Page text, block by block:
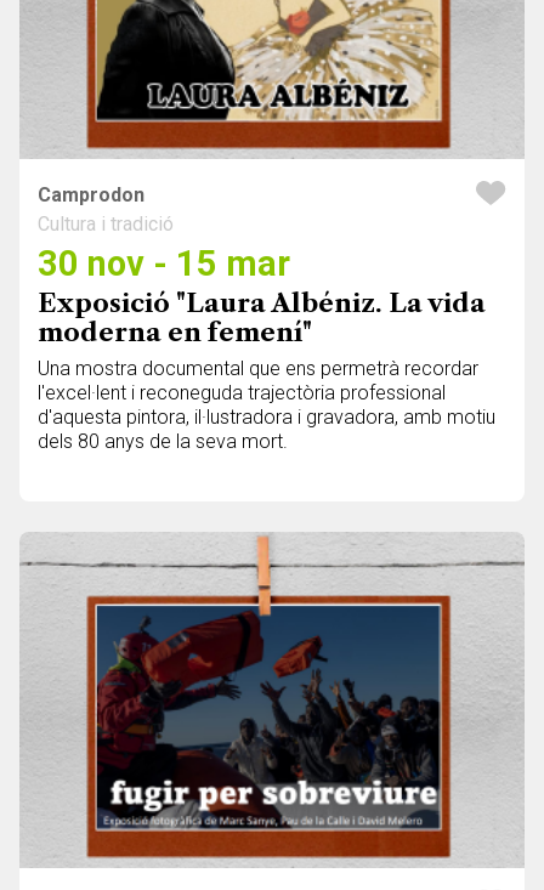
Camprodon
Cultura i tradició
30 nov - 15 mar
Exposició "Laura Albéniz. La vida
moderna en femení"
Una mostra documental que ens permetrà recordar
l'excel·lent i reconeguda trajectòria professional
d'aquesta pintora, il·lustradora i gravadora, amb motiu
dels 80 anys de la seva mort.